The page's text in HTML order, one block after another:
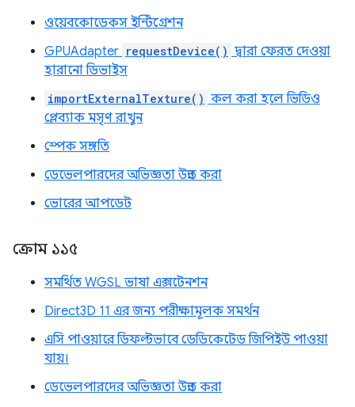
ওয়েবকোডেকস ইন্টিগ্রেশন
GPUAdapter requestDevice() দ্বারা ফেরত দেওয়া
হারানো ডিভাইস
importExternalTexture() কল করা হলে ভিডিও
প্লেব্যাক মসৃণ রাখুন
স্পেক সঙ্গতি
ডেভেলপারদের অভিজ্ঞতা উন্নত করা
ভোরের আপডেট
ক্রোম ১১৫
সমর্থিত WGSL ভাষা এক্সটেনশন
Direct3D 11 এর জন্য পরীক্ষামূলক সমর্থন
এসি পাওয়ারে ডিফল্টভাবে ডেডিকেটেড জিপিইউ পাওয়া
যায়।
ডেভেলপারদের অভিজ্ঞতা উন্নত করা